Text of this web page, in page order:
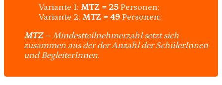
Variante 1: MTZ = 25 Personen;
Variante 2: MTZ = 49 Personen;
MTZ– Mindestteilnehmerzahl setzt sich
zusammen aus der der Anzahl der SchülerInnen
und BegleiterInnen.